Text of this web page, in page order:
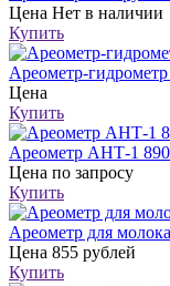
Цена Нет в наличии
Купить
Ареометр-
Цена
Купить
Ареометр АНТ-1
Цена по запросу
Купить
Ареометр для
Цена 855 рублей
Купить